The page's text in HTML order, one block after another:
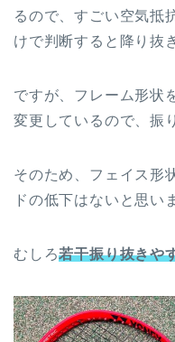
るので、すごい空気抵
けで判断すると降り抜
ですが、フレーム形状
変更しているので、振
そのため、フェイス形
ドの低下はないと思い
むしろ若干振り抜きや